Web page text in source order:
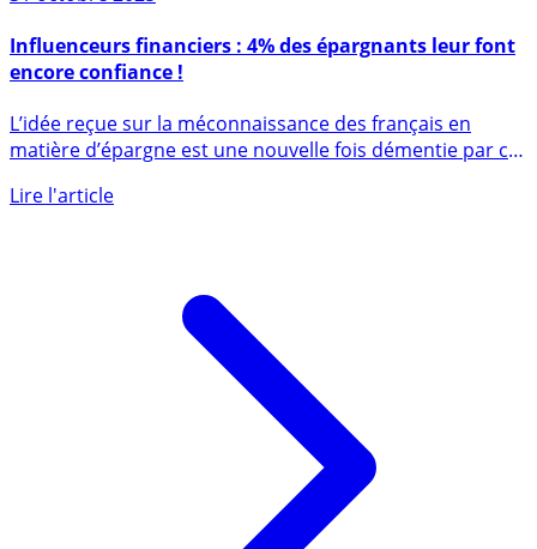
31 octobre 2025
encore confiance !
matière d’épargne est une nouvelle fois démentie par ce